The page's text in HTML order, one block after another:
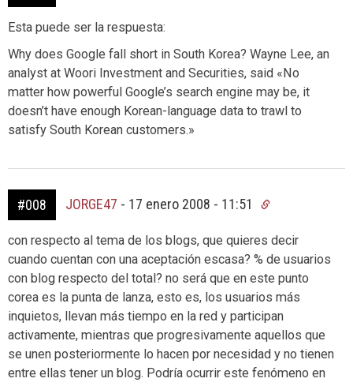
Esta puede ser la respuesta:
Why does Google fall short in South Korea? Wayne Lee, an
analyst at Woori Investment and Securities, said «No
matter how powerful Google’s search engine may be, it
doesn’t have enough Korean-language data to trawl to
satisfy South Korean customers.»
#008 JORGE47 - 17 enero 2008 - 11:51
con respecto al tema de los blogs, que quieres decir
cuando cuentan con una aceptación escasa? % de usuarios
con blog respecto del total? no será que en este punto
corea es la punta de lanza, esto es, los usuarios más
inquietos, llevan más tiempo en la red y participan
activamente, mientras que progresivamente aquellos que
se unen posteriormente lo hacen por necesidad y no tienen
entre ellas tener un blog. Podría ocurrir este fenómeno en